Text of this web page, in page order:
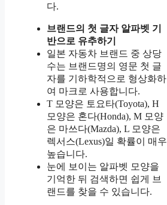
다.
브랜드의 첫 글자 알파벳 기
반으로 유추하기
일본 자동차 브랜드 중 상당
수는 브랜드명의 영문 첫 글
자를 기하학적으로 형상화하
여 마크로 사용합니다.
T 모양은 토요타(Toyota), H
모양은 혼다(Honda), M 모양
은 마쓰다(Mazda), L 모양은
렉서스(Lexus)일 확률이 매우
높습니다.
눈에 보이는 알파벳 모양을
기억한 뒤 검색하면 쉽게 브
랜드를 찾을 수 있습니다.